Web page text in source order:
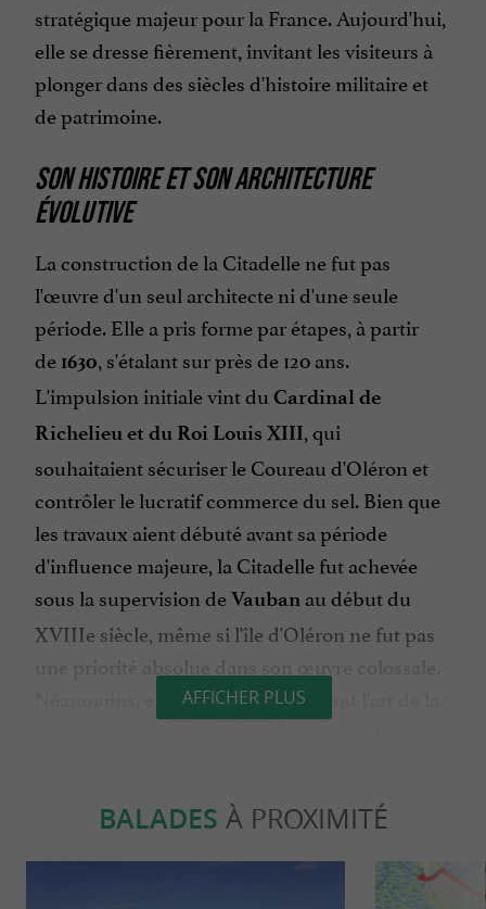
stratégique majeur pour la France. Aujourd'hui,
elle se dresse fièrement, invitant les visiteurs à
plonger dans des siècles d'histoire militaire et
de patrimoine.
SON HISTOIRE ET SON ARCHITECTURE
ÉVOLUTIVE
La construction de la Citadelle ne fut pas
l'œuvre d'un seul architecte ni d'une seule
période. Elle a pris forme par étapes, à partir
de 1630, s'étalant sur près de 120 ans.
L'impulsion initiale vint du Cardinal de
Richelieu et du Roi Louis XIII, qui
souhaitaient sécuriser le Coureau d'Oléron et
contrôler le lucratif commerce du sel. Bien que
les travaux aient débuté avant sa période
d'influence majeure, la Citadelle fut achevée
sous la supervision deVauban au début du
XVIIIe siècle, même si l'île d'Oléron ne fut pas
une priorité absolue dans son œuvre colossale.
Néanmoins, elle illustre parfaitement l'art de la
Clerville et François Ferry ont également
marqué de leur empreinte sa conception.
Reconnue pour son importance, elle est
AFFICHER PLUS
BALADES À PROXIMITÉ